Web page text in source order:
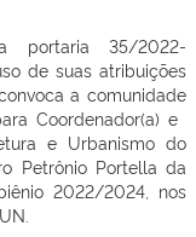
portaria 35/2022-
de suas atribuições
a comunidade
Coordenador(a) e
e Urbanismo do
Petrônio Portella da
2022/2024, nos